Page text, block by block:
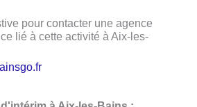
pour contacter une agence
lié à cette activité à Aix-les-